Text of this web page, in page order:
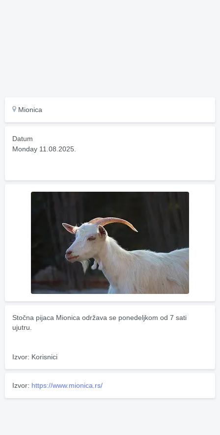
Mionica
Datum
Monday 11.08.2025.
Stočna pijaca Mionica održava se ponedeljkom od 7 sati
ujutru.
Izvor: Korisnici
Izvor: https://www.mionica.rs/